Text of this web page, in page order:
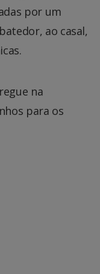
por um
ao casal,
na
para os